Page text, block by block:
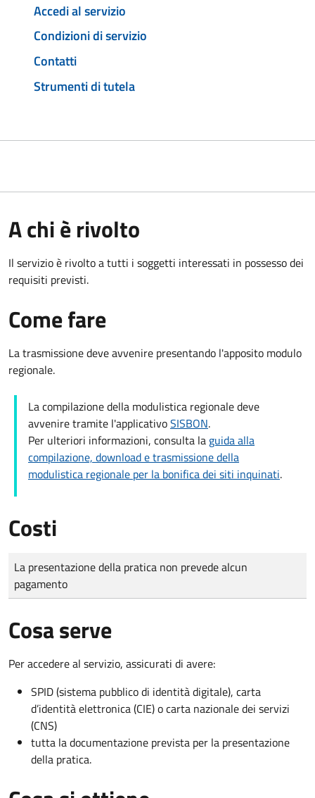
Accedi al servizio
Condizioni di servizio
Contatti
Strumenti di tutela
A chi è rivolto
Il servizio è rivolto a tutti i soggetti interessati in possesso dei
requisiti previsti.
Come fare
La trasmissione deve avvenire presentando l'apposito modulo
regionale.
La compilazione della modulistica regionale deve
avvenire tramite l'applicativoSISBON.
Per ulteriori informazioni, consulta la guida alla
compilazione, download e trasmissione della
modulistica regionale per la bonifica dei siti inquinati.
Costi
Tipo di pagamento
Importo
La presentazione della pratica non prevede alcun
pagamento
Cosa serve
Per accedere al servizio, assicurati di avere:
SPID (sistema pubblico di identità digitale), carta
d’identità elettronica (CIE) o carta nazionale dei servizi
(CNS)
tutta la documentazione prevista per la presentazione
della pratica.